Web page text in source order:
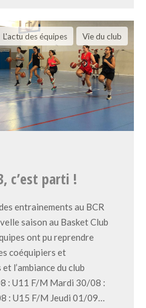
L'actu des équipes Vie du club
c’est parti !
entrainements au BCR
saison au Basket Club
ont pu reprendre
coéquipiers et
l’ambiance du club
: U11 F/M Mardi 30/08 :
: U15 F/M Jeudi 01/09…